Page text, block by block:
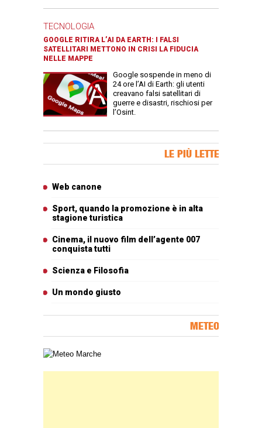
TECNOLOGIA
GOOGLE RITIRA L’AI DA EARTH: I FALSI
SATELLITARI METTONO IN CRISI LA FIDUCIA
NELLE MAPPE
Google sospende in meno di
24 ore l’AI di Earth: gli utenti
creavano falsi satellitari di
guerre e disastri, rischiosi per
l’Osint.
LE PIÙ LETTE
Web canone
Sport, quando la promozione è in alta
stagione turistica
Cinema, il nuovo film dell’agente 007
conquista tutti
Scienza e Filosofia
Un mondo giusto
METEO
Carta meteorologica delle Marche